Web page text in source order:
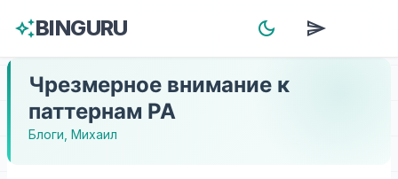
auto_awesomeBINGURU dark_mode send
Чрезмерное внимание к
паттернам РА
Блоги Михаил